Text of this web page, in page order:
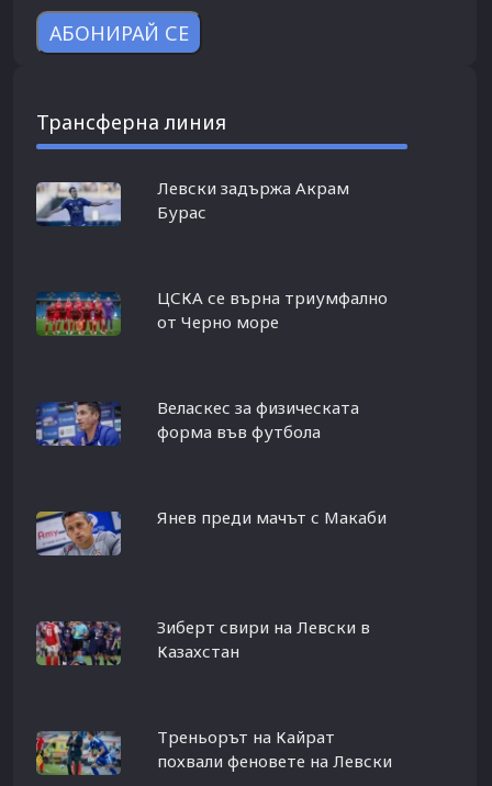
Трансферна линия
Левски задържа Акрам
Бурас
ЦСКА се върна триумфално
от Черно море
Веласкес за физическата
форма във футбола
Янев преди мачът с Макаби
Зиберт свири на Левски в
Казахстан
Треньорът на Кайрат
похвали феновете на Левски